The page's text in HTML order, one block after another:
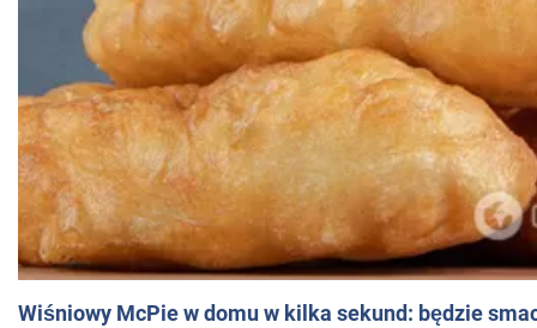
Wiśniowy McPie w domu w kilka sekund: będzie